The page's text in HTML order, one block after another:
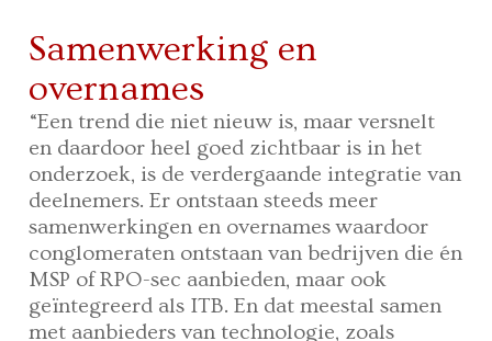
Samenwerking en
overnames
“Een trend die niet nieuw is, maar versnelt
en daardoor heel goed zichtbaar is in het
onderzoek, is de verdergaande integratie van
deelnemers. Er ontstaan steeds meer
samenwerkingen en overnames waardoor
conglomeraten ontstaan van bedrijven die én
MSP of RPO-sec aanbieden, maar ook
geïntegreerd als ITB. En dat meestal samen
met aanbieders van technologie, zoals